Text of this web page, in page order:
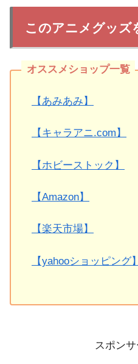
このアニメグッズ
【あみあみ】
【キャラアニ.com】
【ホビーストック】
【Amazon】
【楽天市場】
【yahooショッピング】
スポン